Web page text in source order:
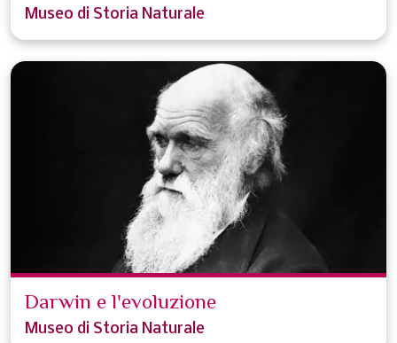
Museo di Storia Naturale
Darwin e l'evoluzione
Museo di Storia Naturale